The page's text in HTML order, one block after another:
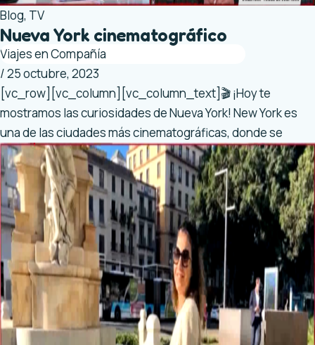
Blog, TV
Nueva York cinematográfico
Viajes en Compañía
/25 octubre, 2023
[vc_row][vc_column][vc_column_text]🎬 ¡Hoy te
mostramos las curiosidades de Nueva York! New York es
una de las ciudades más cinematográficas, donde se